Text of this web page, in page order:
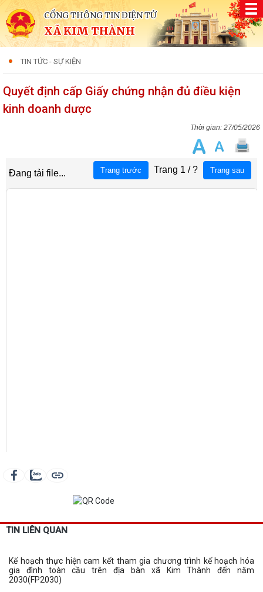
CỔNG THÔNG TIN ĐIỆN TỬ
XÃ KIM THÀNH
TIN TỨC - SỰ KIỆN
Quyết định cấp Giấy chứng nhận đủ điều kiện
kinh doanh dược
27/05/2026
TIN LIÊN QUAN
Kế hoạch thực hiện cam kết tham gia chương trình kế hoạch hóa
gia đình toàn cầu trên địa bàn xã Kim Thành đến năm
2030(FP2030)